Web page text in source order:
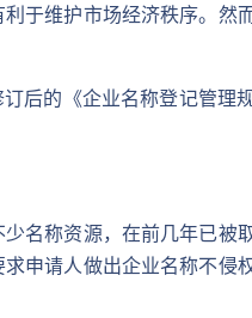
于维护市场经济秩序。然
后的《企业名称登记管理
名称资源，在前几年已被
申请人做出企业名称不侵